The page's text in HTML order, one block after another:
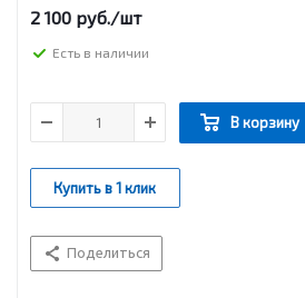
2 100 руб./шт
Есть в наличии
В корзину
Купить в 1 клик
Поделиться